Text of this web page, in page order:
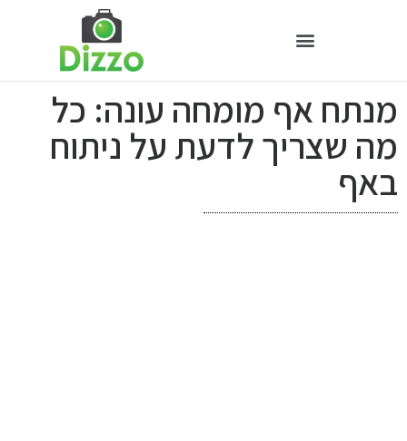
מנתח אף מומחה עונה: כל
מה שצריך לדעת על ניתוח
באף